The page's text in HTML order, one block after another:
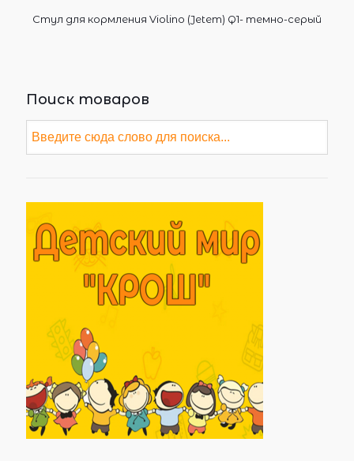
Стул для кормления Violino (Jetem) Q1- темно-серый
Поиск товаров